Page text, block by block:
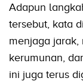
Adapun
tersebut, kata
menjaga jarak,
kerumunan,
ini juga terus